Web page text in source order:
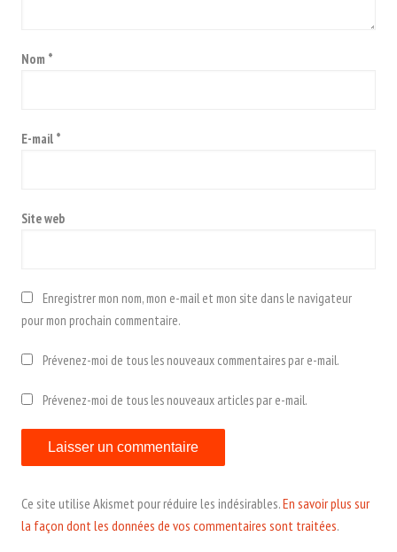
Nom *
E-mail *
Site web
Enregistrer mon nom, mon e-mail et mon site dans le navigateur
pour mon prochain commentaire.
Prévenez-moi de tous les nouveaux commentaires par e-mail.
Prévenez-moi de tous les nouveaux articles par e-mail.
Ce site utilise Akismet pour réduire les indésirables.En savoir plus sur
la façon dont les données de vos commentaires sont traitées.